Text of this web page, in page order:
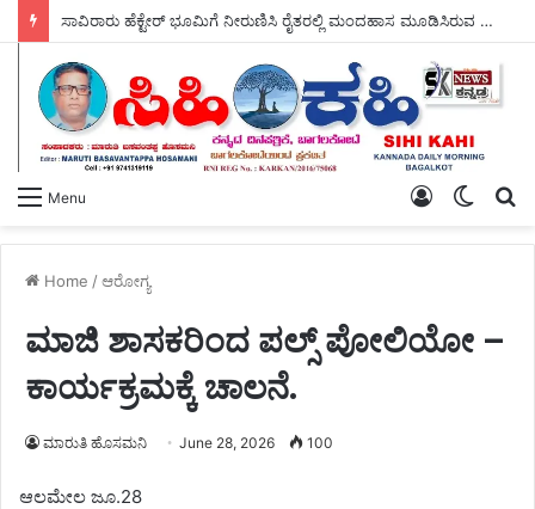
ಸಾವಿರಾರು ಹೆಕ್ಟೇರ್ ಭೂಮಿಗೆ ನೀರುಣಿಸಿ ರೈತರಲ್ಲಿ ಮಂದಹಾಸ ಮೂಡಿಸಿರುವ ಶಾಸಕ ಡಾ, ಎನ್.ಟಿ ಶ್ರೀನಿವಾಸ್ ರವರು, ಬರದ ನಾಡಿಗೆ ಗಂಗೆಯ ಕರೆತಂದು ಭಗೀರಥರಾಗಿದ್ದಾರೆ – ಎಂದು ರೈತರ ಹರ್ಷೋದ್ಗಾರ ಮುಗಿಲು ಮುಟ್ಟಿತು.
Menu
Switch
Log
Home /ಆರೋಗ್ಯ
ಮಾಜಿ ಶಾಸಕರಿಂದ ಪಲ್ಸ್ ಪೋಲಿಯೋ –
ಕಾರ್ಯಕ್ರಮಕ್ಕೆ ಚಾಲನೆ.
ಮಾರುತಿ ಹೊಸಮನಿ June 28, 2026 100
ಆಲಮೇಲ ಜೂ.28